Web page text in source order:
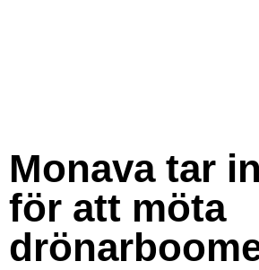
Monava tar
för att möta